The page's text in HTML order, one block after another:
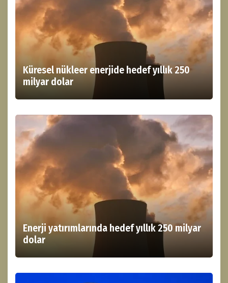
Küresel nükleer enerjide hedef yıllık 250
milyar dolar
Enerji yatırımlarında hedef yıllık 250 milyar
dolar